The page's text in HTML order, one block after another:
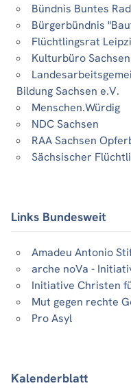
Bündnis Buntes
Bürgerbündnis
Flüchtlingsrat
Kulturbüro
Bildung Sachsen e.V.
Menschen.Würdig
NDC Sachsen
RAA Sachsen
Sächsischer
Links Bundesweit
Amadeu Antonio
arche noVa -
Initiative Christen
Mut gegen rechte
Pro Asyl
Kalenderblatt